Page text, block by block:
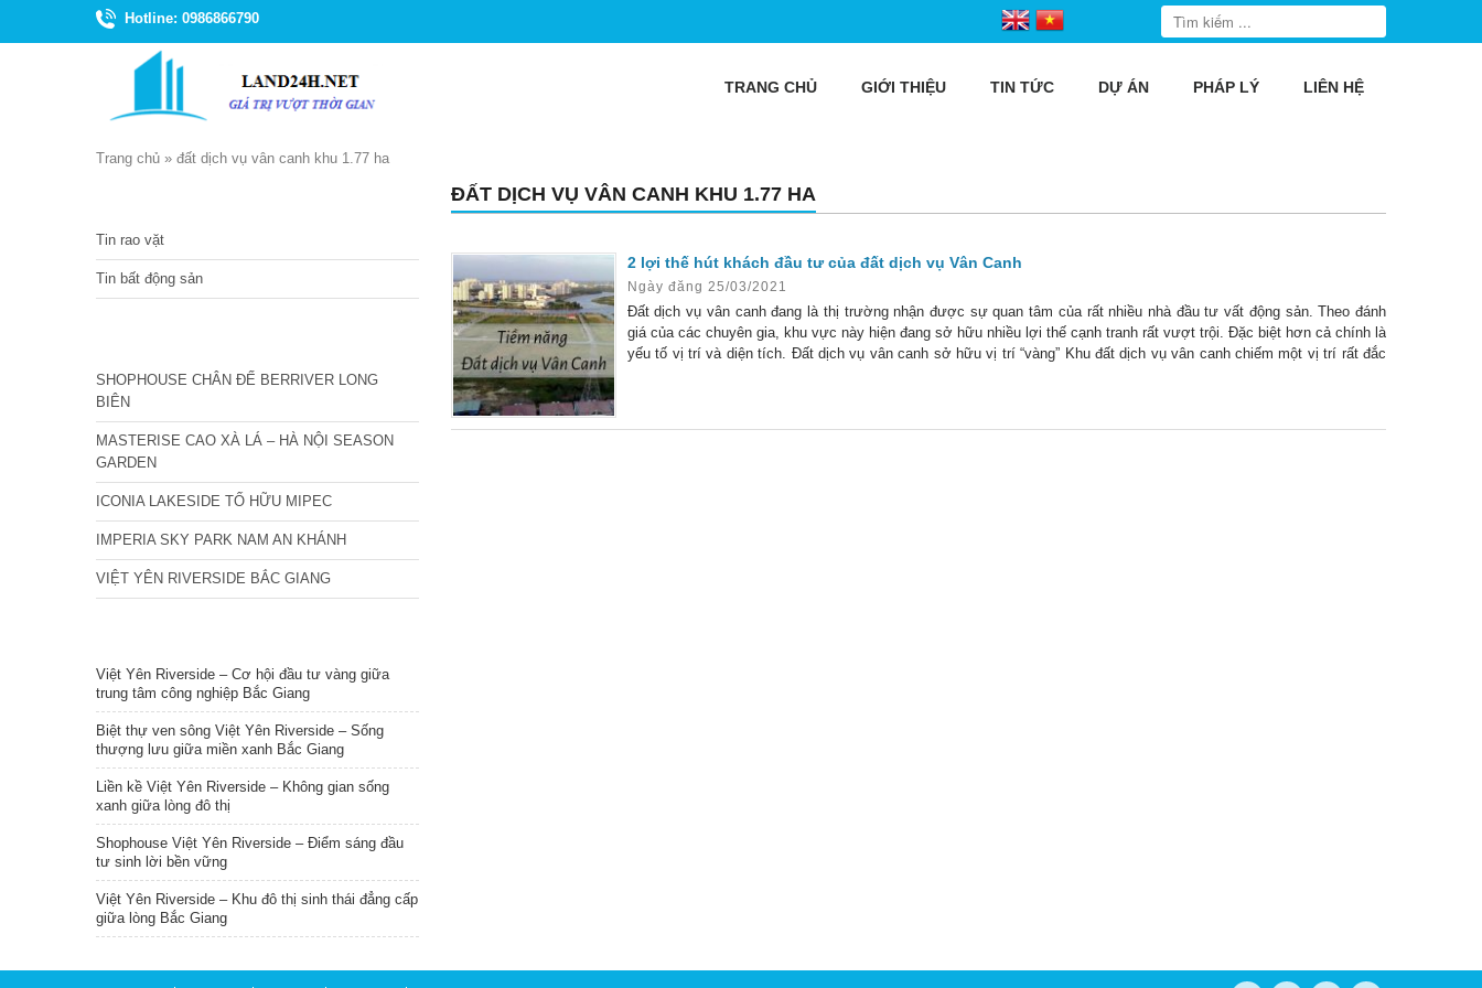
Hotline: 0986866790
TRANG CHỦ GIỚI THIỆU TIN TỨC DỰ ÁN PHÁP LÝ LIÊN HỆ
Trang chủ » đất dịch vụ vân canh khu 1.77 ha
ĐẤT DỊCH VỤ VÂN CANH KHU 1.77 HA
2 lợi thế hút khách đầu tư của đất dịch vụ Vân Canh
Ngày đăng 25/03/2021
Đất dịch vụ vân canh đang là thị trường nhận được sự quan tâm của rất nhiều nhà đầu tư vất động sản. Theo đánh
giá của các chuyên gia, khu vực này hiện đang sở hữu nhiều lợi thế cạnh tranh rất vượt trội. Đặc biệt hơn cả chính là
yếu tố vị trí và diện tích. Đất dịch vụ vân canh sở hữu vị trí “vàng” Khu đất dịch vụ vân canh chiếm một vị trí rất đắc
Tin rao vặt
Tin bất động sản
SHOPHOUSE CHÂN ĐẾ BERRIVER LONG
BIÊN
MASTERISE CAO XÀ LÁ – HÀ NỘI SEASON
GARDEN
ICONIA LAKESIDE TỐ HỮU MIPEC
IMPERIA SKY PARK NAM AN KHÁNH
VIỆT YÊN RIVERSIDE BẮC GIANG
Việt Yên Riverside – Cơ hội đầu tư vàng giữa
trung tâm công nghiệp Bắc Giang
Biệt thự ven sông Việt Yên Riverside – Sống
thượng lưu giữa miền xanh Bắc Giang
Liền kề Việt Yên Riverside – Không gian sống
xanh giữa lòng đô thị
Shophouse Việt Yên Riverside – Điểm sáng đầu
tư sinh lời bền vững
Việt Yên Riverside – Khu đô thị sinh thái đẳng cấp
giữa lòng Bắc Giang